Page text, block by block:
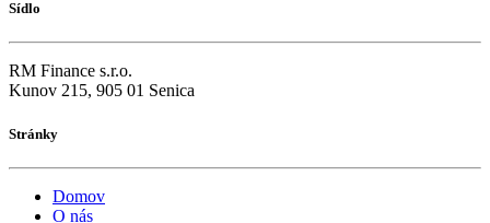
Sídlo
RM Finance s.r.o.
Kunov 215, 905 01 Senica
Stránky
Domov
O nás